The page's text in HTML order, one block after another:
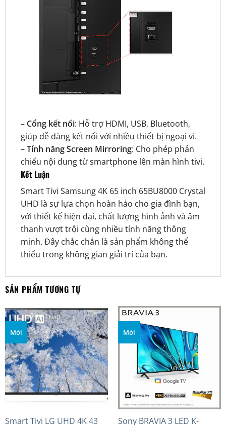
– Cổng kết nối: Hỗ trợ HDMI, USB, Bluetooth,
giúp dễ dàng kết nối với nhiều thiết bị ngoại vi.
–Tính năng Screen Mirroring: Cho phép phản
chiếu nội dung từ smartphone lên màn hình tivi.
Kết Luận
Smart Tivi Samsung 4K 65 inch 65BU8000 Crystal
UHD là sự lựa chọn hoàn hảo cho gia đình bạn,
với thiết kế hiện đại, chất lượng hình ảnh và âm
thanh vượt trội cùng nhiều tính năng thông
minh. Đây chắc chắn là sản phẩm không thể
thiếu trong không gian giải trí của bạn.
SẢN PHẨM TƯƠNG TỰ
Mới
Smart Tivi LG UHD 4K 43
Mới
Sony BRAVIA 3 LED K-